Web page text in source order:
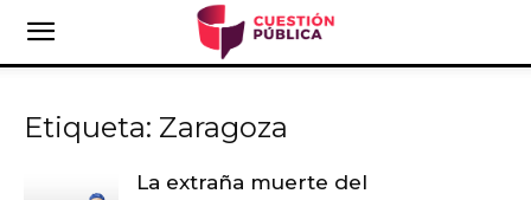
Etiqueta: Zaragoza
La extraña muerte del